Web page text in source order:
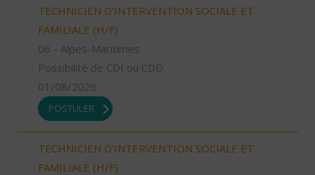
TECHNICIEN D’INTERVENTION SOCIALE ET
FAMILIALE (H/F)
06 - Alpes-Maritimes
Possibilité de CDI ou CDD
01/08/2026
POSTULER
TECHNICIEN D’INTERVENTION SOCIALE ET
FAMILIALE (H/F)